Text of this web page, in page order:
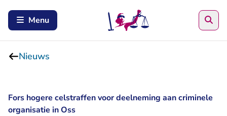
Menu
Nieuws
Fors hogere celstraffen voor deelneming aan criminele
organisatie in Oss